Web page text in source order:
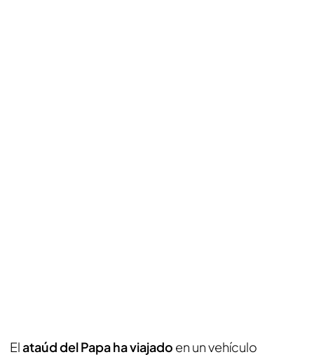
Elataúd del Papa ha viajado en un vehículo